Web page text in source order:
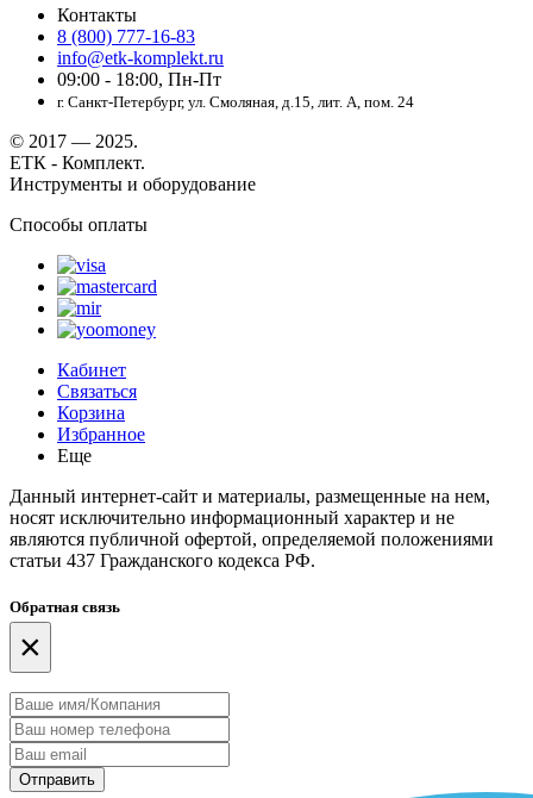
Контакты
8 (800) 777-16-83
info@etk-komplekt.ru
09:00 - 18:00, Пн-Пт
г. Санкт-Петербург, ул. Смоляная, д.15, лит. А, пом. 24
© 2017 — 2025.
ЕТК - Комплект.
Инструменты и оборудование
Способы оплаты
Кабинет
Связаться
Корзина
Избранное
Еще
Данный интернет-сайт и материалы, размещенные на нем,
носят исключительно информационный характер и не
являются публичной офертой, определяемой положениями
статьи 437 Гражданского кодекса РФ.
Обратная связь
×
Отправить